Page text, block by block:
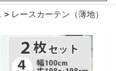
歴
レースカーテン（薄地）